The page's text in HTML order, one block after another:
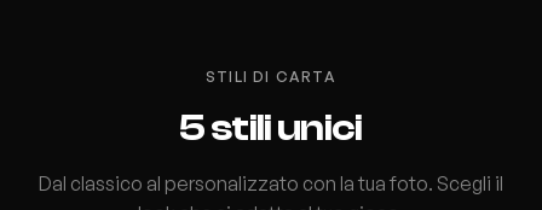
STILI DI CARTA
5 stili unici
Dal classico al personalizzato con la tua foto. Scegli il